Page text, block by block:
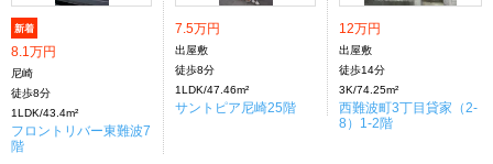
新着
8.1万円
尼崎
徒歩8分
1LDK/43.4m²
フロントリバー東難波7
階
7.5万円
出屋敷
徒歩8分
1LDK/47.46m²
サントピア尼崎25階
12万円
出屋敷
徒歩14分
3K/74.25m²
西難波町3丁目貸家（2-
8）1-2階